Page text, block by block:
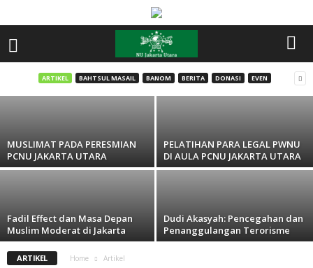
ARTIKEL BAHTSUL MASAIL BANOM BERITA DONASI EVEN
Pelepasan Team dan Bantuan GP Ansor
Kec. Pademangan
LTN NU JakUt - November 28, 2022
MUSLIMAT PADA PERESMIAN
PCNU JAKARTA UTARA
PELATIHAN PARA LEGAL PWNU
DI AULA PCNU JAKARTA UTARA
Fadil Effect dan Masa Depan
Muslim Moderat di Jakarta
Dudi Akasyah: Pencegahan dan
Penanggulangan Terorisme
ARTIKEL Home Artikel